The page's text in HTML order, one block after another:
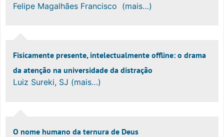
Felipe Magalhães Francisco (mais…)
Fisicamente presente, intelectualmente offline: o drama
da atenção na universidade da distração
Luiz Sureki, SJ (mais…)
O nome humano da ternura de Deus